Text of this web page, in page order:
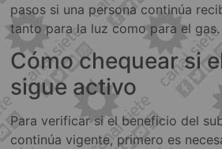
pasos si una persona continúa
tanto para la luz como para el gas.
Cómo chequear si
sigue activo
Para verificar si el beneficio del
continúa vigente, primero es